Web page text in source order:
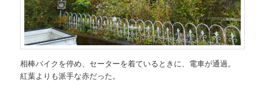
相棒バイクを停め、セーターを着ているときに、電車が通過。
紅葉よりも派手な赤だった。